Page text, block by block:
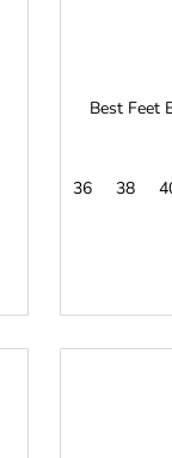
Best Feet
36 38